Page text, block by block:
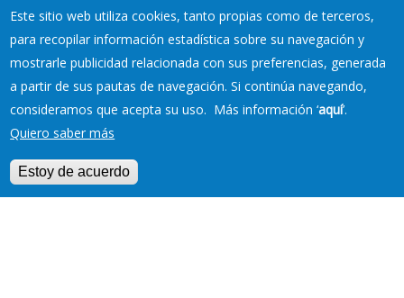
Este sitio web utiliza cookies, tanto propias como de terceros,
para recopilar información estadística sobre su navegación y
mostrarle publicidad relacionada con sus preferencias, generada
a partir de sus pautas de navegación. Si continúa navegando,
consideramos que acepta su uso. Más información ‘aquí’.
Quiero saber más
Estoy de acuerdo
RESERVAS EN TU
PLAYA